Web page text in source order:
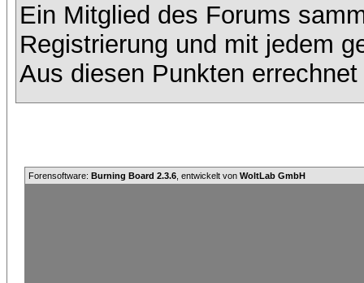
Ein Mitglied des Forums
Registrierung und mit jedem
Aus diesen Punkten
Forensoftware: Burning Board 2.3.6 , entwickelt von WoltLab GmbH